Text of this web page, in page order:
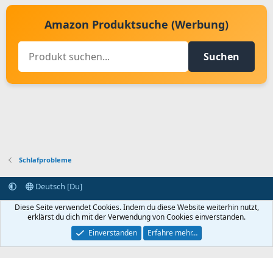
Amazon Produktsuche (Werbung)
Suchen
Schlafprobleme
Deutsch [Du]
Kontakt aufnehmen
Bedingungen und Regeln
Datenschutz
Startseite
R
S
Community platform by XenForo® © 2010-2024 XenForo Ltd.
Diese Seite verwendet Cookies. Indem du diese Website weiterhin nutzt,
erklärst du dich mit der Verwendung von Cookies einverstanden.
Einverstanden
Erfahre mehr…